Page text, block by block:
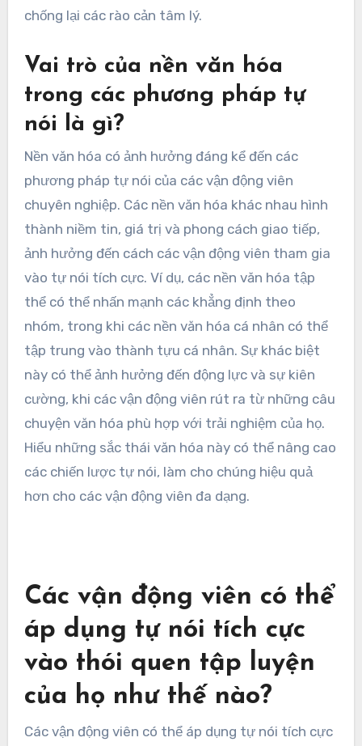
chống lại các rào cản tâm lý.
Vai trò của nền văn hóa
trong các phương pháp tự
nói là gì?
Nền văn hóa có ảnh hưởng đáng kể đến các
phương pháp tự nói của các vận động viên
chuyên nghiệp. Các nền văn hóa khác nhau hình
thành niềm tin, giá trị và phong cách giao tiếp,
ảnh hưởng đến cách các vận động viên tham gia
vào tự nói tích cực. Ví dụ, các nền văn hóa tập
thể có thể nhấn mạnh các khẳng định theo
nhóm, trong khi các nền văn hóa cá nhân có thể
tập trung vào thành tựu cá nhân. Sự khác biệt
này có thể ảnh hưởng đến động lực và sự kiên
cường, khi các vận động viên rút ra từ những câu
chuyện văn hóa phù hợp với trải nghiệm của họ.
Hiểu những sắc thái văn hóa này có thể nâng cao
các chiến lược tự nói, làm cho chúng hiệu quả
hơn cho các vận động viên đa dạng.
Các vận động viên có thể
áp dụng tự nói tích cực
vào thói quen tập luyện
của họ như thế nào?
Các vận động viên có thể áp dụng tự nói tích cực